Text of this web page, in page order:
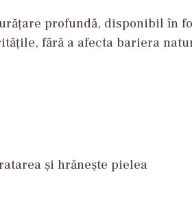
profundă, disponibil în
, fără a afecta bariera
și hrănește pielea